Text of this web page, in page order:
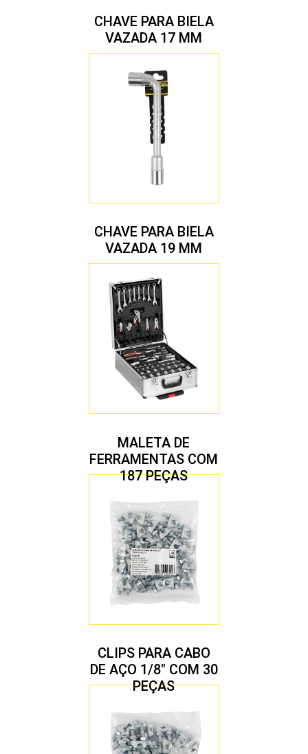
CHAVE PARA BIELA
VAZADA 17 MM
CHAVE PARA BIELA
VAZADA 19 MM
MALETA DE
FERRAMENTAS COM
187 PEÇAS
CLIPS PARA CABO
DE AÇO 1/8″ COM 30
PEÇAS